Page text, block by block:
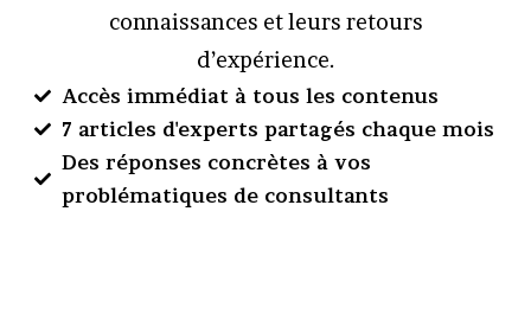
connaissances et leurs retours
d’expérience.
Accès immédiat à tous les contenus
7 articles d'experts partagés chaque mois
Des réponses concrètes à vos
problématiques de consultants